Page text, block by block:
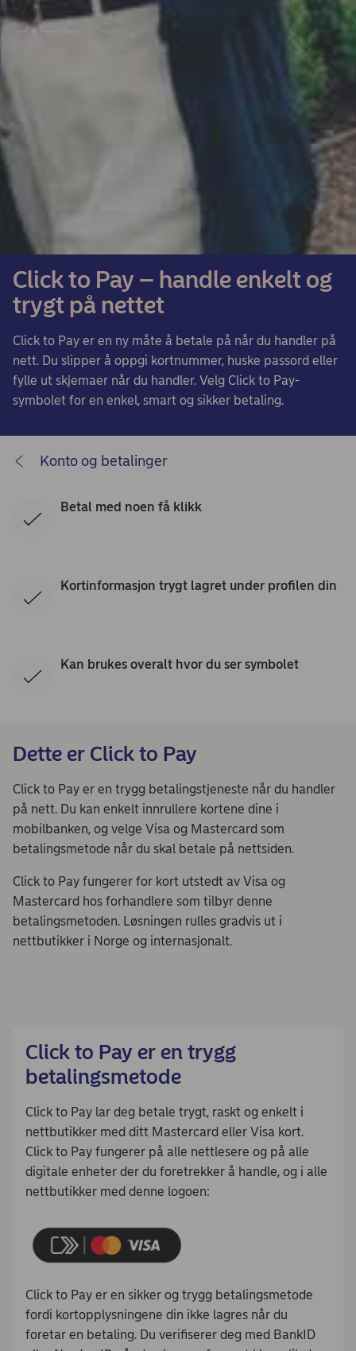
Click to Pay – handle enkelt og
trygt på nettet
Click to Pay er en ny måte å betale på når du handler på
nett. Du slipper å oppgi kortnummer, huske passord eller
fylle ut skjemaer når du handler. Velg Click to Pay-
symbolet for en enkel, smart og sikker betaling.
Konto og betalinger
Betal med noen få klikk
Kortinformasjon trygt lagret under profilen din
Kan brukes overalt hvor du ser symbolet
Dette er Click to Pay
Click to Pay er en trygg betalingstjeneste når du handler
på nett. Du kan enkelt innrullere kortene dine i
mobilbanken, og velge Visa og Mastercard som
betalingsmetode når du skal betale på nettsiden.
Click to Pay fungerer for kort utstedt av Visa og
Mastercard hos forhandlere som tilbyr denne
betalingsmetoden. Løsningen rulles gradvis ut i
nettbutikker i Norge og internasjonalt.
Click to Pay er en trygg
betalingsmetode
Click to Pay lar deg betale trygt, raskt og enkelt i
nettbutikker med ditt Mastercard eller Visa kort.
Click to Pay fungerer på alle nettlesere og på alle
digitale enheter der du foretrekker å handle, og i alle
nettbutikker med denne logoen:
Click to Pay er en sikker og trygg betalingsmetode
fordi kortopplysningene din ikke lagres når du
foretar en betaling. Du verifiserer deg med BankID